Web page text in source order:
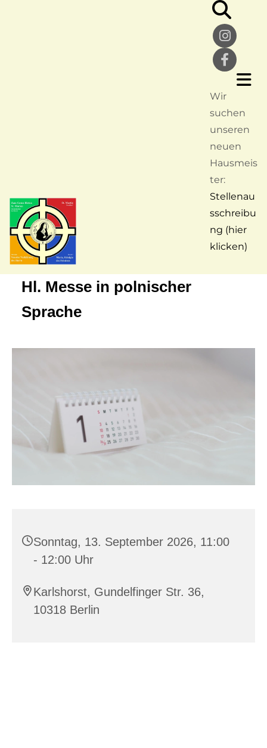
Wir
suchen
unseren
neuen
Hausmeis
ter:
Stellenau
sschreibu
ng (hier
klicken)
Hl. Messe in polnischer
Sprache
Sonntag, 13. September 2026, 11:00
- 12:00 Uhr
Karlshorst, Gundelfinger Str. 36,
10318 Berlin